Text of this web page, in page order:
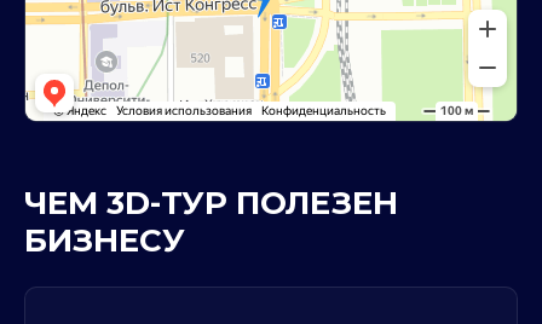
ЧЕМ 3D-ТУР ПОЛЕЗЕН
БИЗНЕСУ